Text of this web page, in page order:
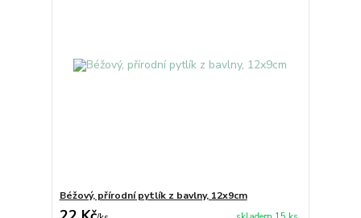
Béžový, přírodní pytlík z bavlny, 12x9cm